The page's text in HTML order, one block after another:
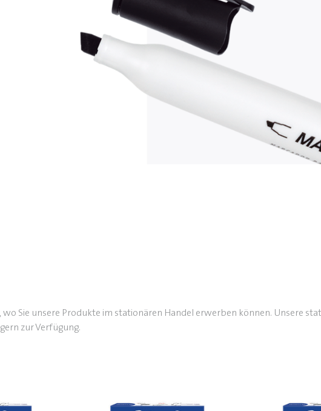
Sie unsere Produkte im stationären Handel erwerben können. Unsere
zur Verfügung.